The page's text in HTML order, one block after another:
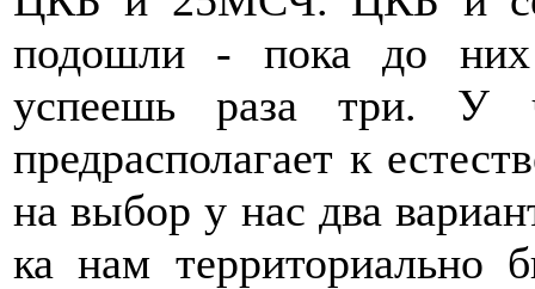
подошли - пока до них
успеешь раза три. У
предрасполагает к
на выбор у нас два
ка нам территориально